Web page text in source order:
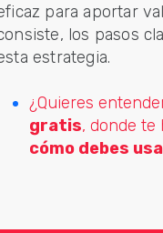
para aportar
los pasos
estrategia.
¿Quieres
gratis, donde te
cómo debes